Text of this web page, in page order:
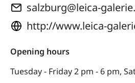
salzburg@leica-
http://www.leica-
Opening hours
Tuesday - Friday 2 pm - 6 pm,